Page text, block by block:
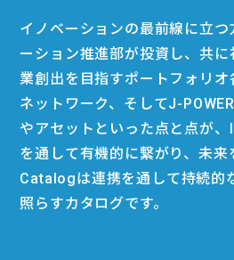
イノベーションの最前線に立
ーション推進部が投資し、共
業創出を目指すポートフォリオ
ネットワーク、そしてJ-
やアセットといった点と点が
を通して有機的に繋がり、未
Catalogは連携を通して持続的
照らすカタログです。